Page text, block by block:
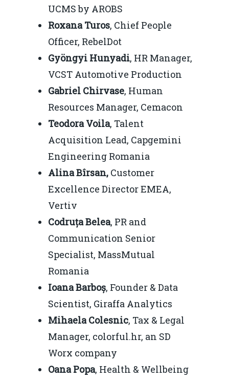
UCMS by AROBS
Roxana Turos, Chief People
Officer, RebelDot
Gyöngyi Hunyadi, HR Manager,
VCST Automotive Production
Gabriel Chirvase, Human
Resources Manager, Cemacon
Teodora Voila, Talent
Acquisition Lead, Capgemini
Engineering Romania
Alina Bîrsan, Customer
Excellence Director EMEA,
Vertiv
Codruța Belea, PR and
Communication Senior
Specialist, MassMutual
Romania
Ioana Barboș, Founder & Data
Scientist, Giraffa Analytics
Mihaela Colesnic, Tax & Legal
Manager, colorful.hr, an SD
Worx company
Oana Popa, Health & Wellbeing